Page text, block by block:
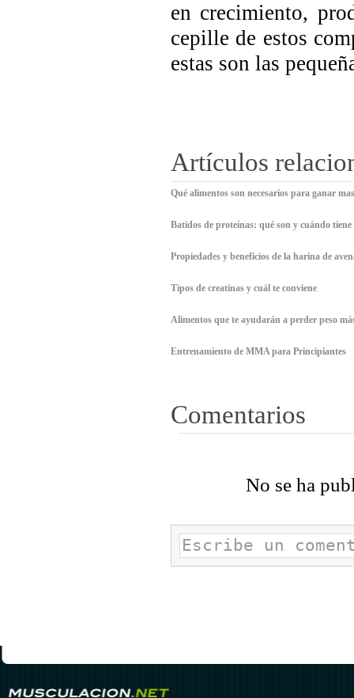
en crecimiento,
cepille de estos
estas son las
Artículos
Qué alimentos son necesarios para ganar
Batidos de proteínas: qué son y cuándo
Propiedades y beneficios de la harina de
Tipos de creatinas y cuál te conviene
Alimentos que te ayudarán a perder peso
Entrenamiento de MMA para Principiantes
Comentarios
No se ha